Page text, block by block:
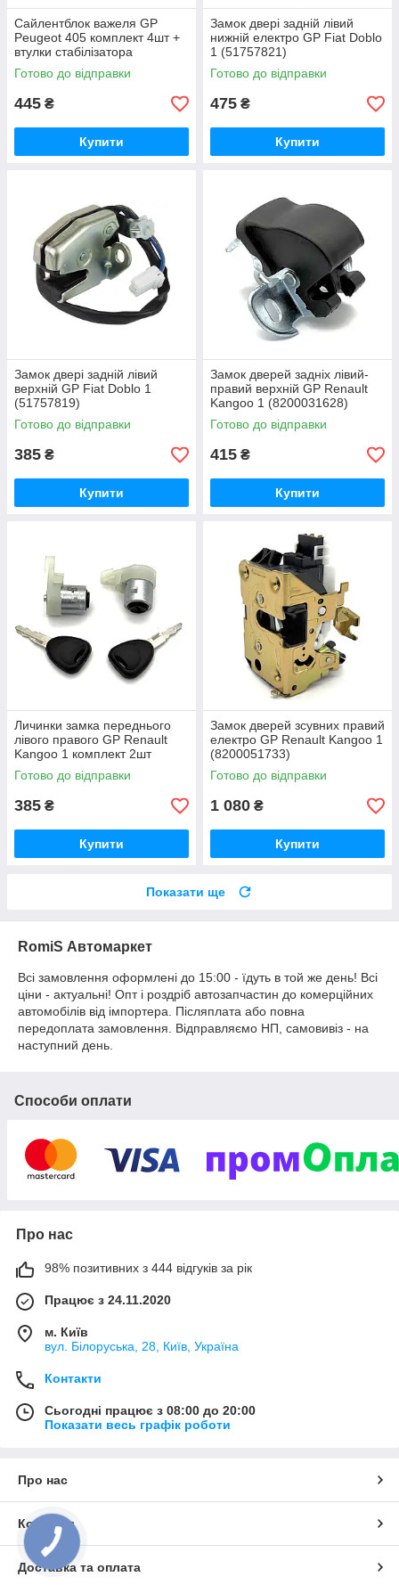
Сайлентблок важеля GP
Peugeot 405 комплект 4шт +
втулки стабілізатора
(105A577S)
Готово до відправки
445 ₴
Купити
Замок двері задній лівий
нижній електро GP Fiat Doblo
1 (51757821)
Готово до відправки
475 ₴
Купити
Замок двері задній лівий
верхній GP Fiat Doblo 1
(51757819)
Готово до відправки
385 ₴
Купити
Замок дверей задніх лівий-
правий верхній GP Renault
Kangoo 1 (8200031628)
Готово до відправки
415 ₴
Купити
Личинки замка переднього
лівого правого GP Renault
Kangoo 1 комплект 2шт
(7701470737)
Готово до відправки
385 ₴
Купити
Замок дверей зсувних правий
електро GP Renault Kangoo 1
(8200051733)
Готово до відправки
1 080 ₴
Купити
Показати ще
RomiS Автомаркет
Всі замовлення оформлені до 15:00 - їдуть в той же день! Всі
ціни - актуальні! Опт і роздріб автозапчастин до комерційних
автомобілів від імпортера. Післяплата або повна
передоплата замовлення. Відправляємо НП, самовивіз - на
наступний день.
Способи оплати
Про нас
98% позитивних з 444 відгуків за рік
Працює з 24.11.2020
м. Київ
вул. Білоруська, 28, Київ, Україна
Контакти
Сьогодні працює з 08:00 до 20:00
Показати весь графік роботи
Про нас
Контакти
Доставка та оплата